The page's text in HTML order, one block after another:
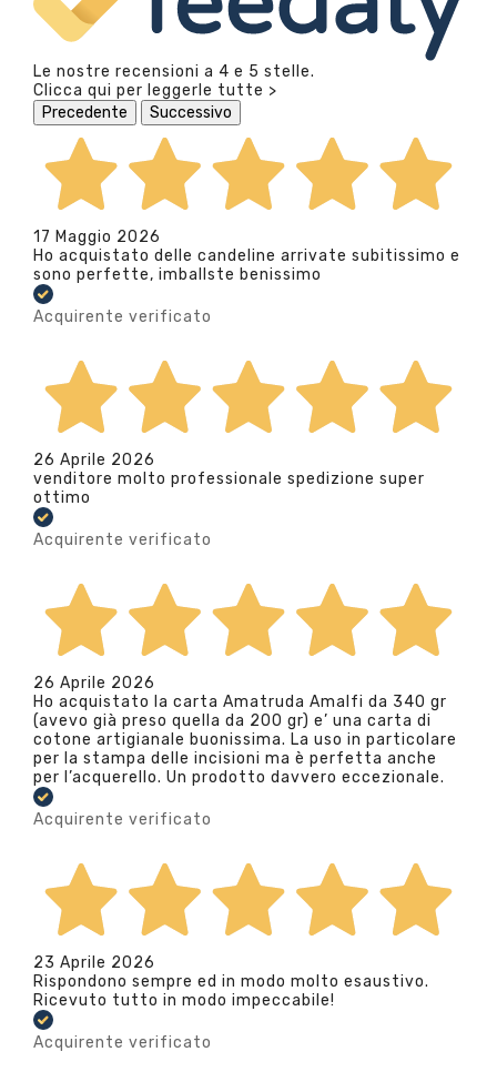
Le nostre recensioni a 4 e 5 stelle.
Clicca qui per leggerle tutte >
Precedente
Successivo
17 Maggio 2026
Ho acquistato delle candeline arrivate subitissimo e
sono perfette, imballste benissimo
Acquirente verificato
26 Aprile 2026
venditore molto professionale spedizione super
ottimo
Acquirente verificato
26 Aprile 2026
Ho acquistato la carta Amatruda Amalfi da 340 gr
(avevo già preso quella da 200 gr) e’ una carta di
cotone artigianale buonissima. La uso in particolare
per la stampa delle incisioni ma è perfetta anche
per l’acquerello. Un prodotto davvero eccezionale.
Acquirente verificato
23 Aprile 2026
Rispondono sempre ed in modo molto esaustivo.
Ricevuto tutto in modo impeccabile!
Acquirente verificato